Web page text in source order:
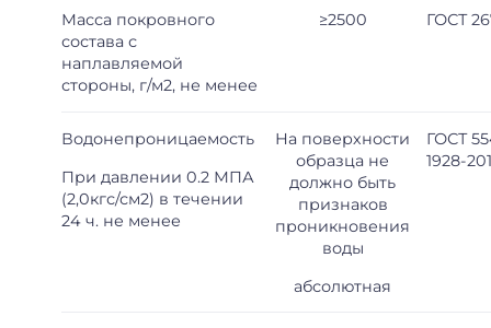
Масса покровного
состава с
наплавляемой
стороны, г/м2, не менее
≥2500 ГОСТ
Водонепроницаемость
При давлении 0.2 МПА
(2,0кгс/см2) в течении
24 ч. не менее
На поверхности
образца не
должно быть
признаков
проникновения
воды
абсолютная
ГОСТ
1928-